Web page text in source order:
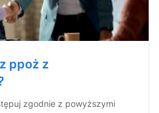
ppoż z
zgodnie z powyższymi